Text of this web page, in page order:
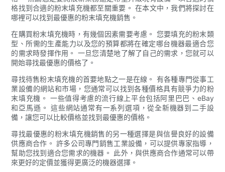
格找到合適的粉末填充機都至關重要。 在本文中，我們將探討在
哪裡可以找到最優惠的粉末填充機銷售。
在購買粉末填充機時，有幾個因素需要考慮。 您要填充的粉末類
型、所需的生產能力以及您的預算都將在確定哪台機器最適合您
的需求時發揮作用。 一旦您清楚地了解了自己的需求，您就可以
開始尋找最優惠的價格了。
尋找待售粉末填充機的首要地點之一是在線。 有各種專門從事工
業設備的網站和市場，您通常可以找到各種價格具有競爭力的粉
末填充機。 一些值得考慮的流行線上平台包括阿里巴巴、eBay
和亞馬遜。 這些網站通常有一系列選項，從全新機器到二手設
備，讓您可以比較價格並找到最優惠的價格。
尋找最優惠的粉末填充機銷售的另一種選擇是與信譽良好的設備
供應商合作。 許多公司專門銷售工業設備，可以提供專家指導，
幫助您找到適合您需求的機器。 此外，與供應商合作通常可以帶
來更好的定價並獲得更廣泛的機器選擇。